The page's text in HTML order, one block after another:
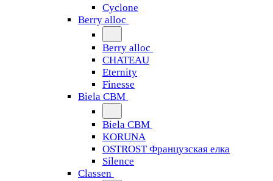
Сyclone
Berry alloc
Berry alloc
CHATEAU
Eternity
Finesse
Biela CBM
Biela CBM
KORUNA
OSTROST Французская елка
Silence
Classen